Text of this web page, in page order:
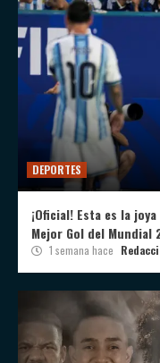
DEPORTES
¡Oficial! Esta es la
Mejor Gol del Mundial
1 semana hace